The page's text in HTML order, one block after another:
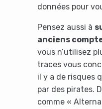
données pour
Pensez aussi à
anciens
vous n’utilisez
traces vous
il y a de risques
par des pirates.
comme «